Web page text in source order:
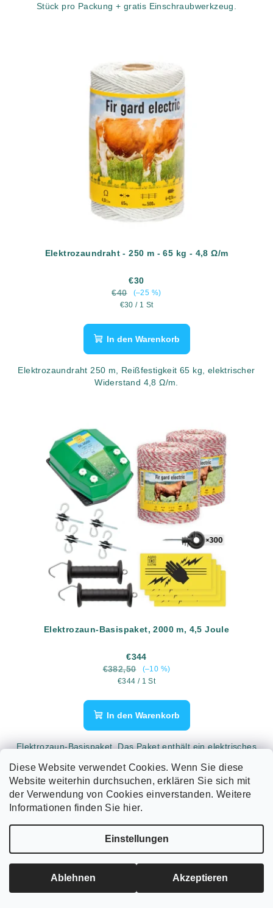
Diese Website verwendet Cookies. Wenn Sie diese
Website weiterhin durchsuchen, erklären Sie sich mit
der Verwendung von Cookies einverstanden. Weitere
Informationen finden Sie hier.
Einstellungen
Ablehnen Akzeptieren
Stück pro Packung + gratis Einschraubwerkzeug.
Elektrozaundraht - 250 m - 65 kg - 4,8 Ω/m
€30
€40
(–25 %)
Verkaufspreis:
€30 / 1 St
In den Warenkorb
Elektrozaundraht 250 m, Reißfestigkeit 65 kg, elektrischer
Widerstand 4,8 Ω/m.
Elektrozaun-Basispaket, 2000 m, 4,5 Joule
€344
€382,50
(–10 %)
Verkaufspreis:
€344 / 1 St
In den Warenkorb
Elektrozaun-Basispaket. Das Paket enthält ein elektrisches
Draht, Ringisolatoren, ein Torgriff-Set und Torisolatoren.